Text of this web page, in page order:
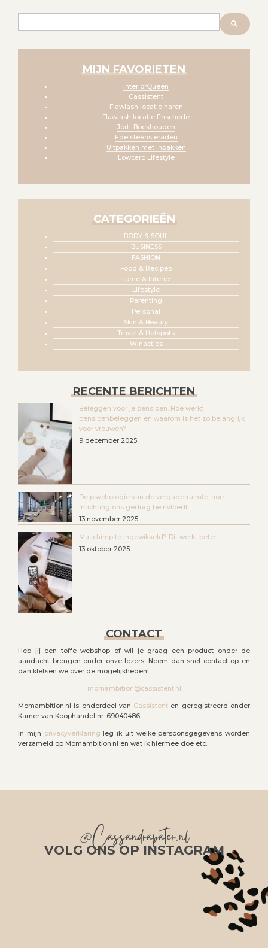
MIJN FAVORIETEN
InteriorQueen
Cassistent
Flawlash locatie haren
Flawlash locatie Enschede
Jortt Boekhouden
Edelsteensieraden
Uitpakken met inpakken
Lowcarb Lifestyle
CATEGORIEËN
BODY & SOUL
BUSINESS
FASHION
Food & Recipes
Home & Interior
Lifestyle
Parenting
Personal
Skin & Beauty
Travel & Hotspots
Winacties
RECENTE BERICHTEN
Beleggen voor je pensioen. Hoe werkt
pensioenbeleggen en waarom is het zo belangrijk
voor vrouwen?
9 december 2025
De psychologie van de vergaderruimte: hoe
inrichting ons gedrag beïnvloedt
13 november 2025
Mailchimp te ingewikkeld? Dit werkt beter
13 oktober 2025
CONTACT
Heb jij een toffe webshop of wil je graag een product onder de
aandacht brengen onder onze lezers. Neem dan snel contact op en
dan kletsen we over de mogelijkheden!
momambition@cassistent.nl
Momambition.nl is onderdeel van Cassistent en geregistreerd onder
Kamer van Koophandel nr: 69040486
In mijn privacyverklaring leg ik uit welke persoonsgegevens worden
verzameld op Momambition.nl en wat ik hiermee doe etc.
@Cassandrapater.nl
VOLG ONS OP INSTAGRAM